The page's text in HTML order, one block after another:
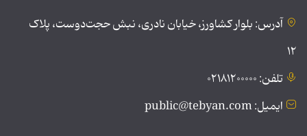
آدرس: بلوار کشاورز، خیابان نادری، نبش حجت‌دوست، پلاک
۱۲
تلفن: ۰۲۱۸۱۲۰۰۰۰۰
ایمیل: public@tebyan.com